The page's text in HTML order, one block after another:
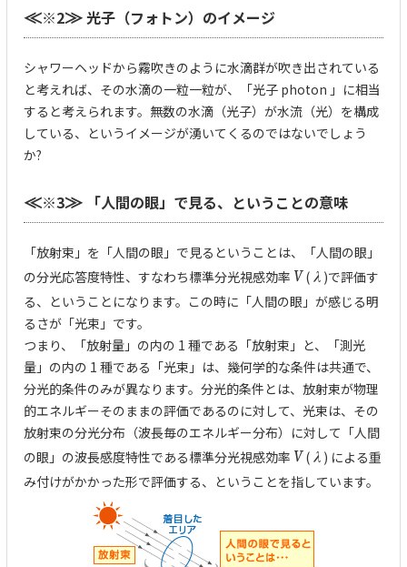
≪※2≫光子（フォトン）のイメージ
シャワーヘッドから霧吹きのように水滴群が吹き出されている
と考えれば、その水滴の一粒一粒が、「光子 photon 」に相当
すると考えられます。無数の水滴（光子）が水流（光）を構成
している、というイメージが湧いてくるのではないでしょう
か?
≪※3≫ 「人間の眼」で見る、ということの意味
「放射束」を「人間の眼」で見るということは、「人間の眼」
の分光応答度特性、すなわち標準分光視感効率 V( λ )で評価す
る、ということになります。この時に「人間の眼」が感じる明
るさが「光束」です。
つまり、「放射量」の内の 1 種である「放射束」と、「測光
量」の内の 1 種である「光束」は、幾何学的な条件は共通で、
分光的条件のみが異なります。分光的条件とは、放射束が物理
的エネルギーそのままの評価であるのに対して、光束は、その
放射束の分光分布（波長毎のエネルギー分布）に対して「人間
の眼」の波長感度特性である標準分光視感効率 V( λ ) による重
み付けがかかった形で評価する、ということを指しています。